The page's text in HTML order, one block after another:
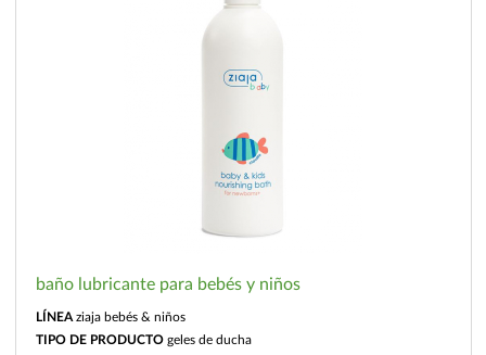
baño lubricante para bebés y niños
LÍNEA ziaja bebés & niños
TIPO DE PRODUCTO geles de ducha